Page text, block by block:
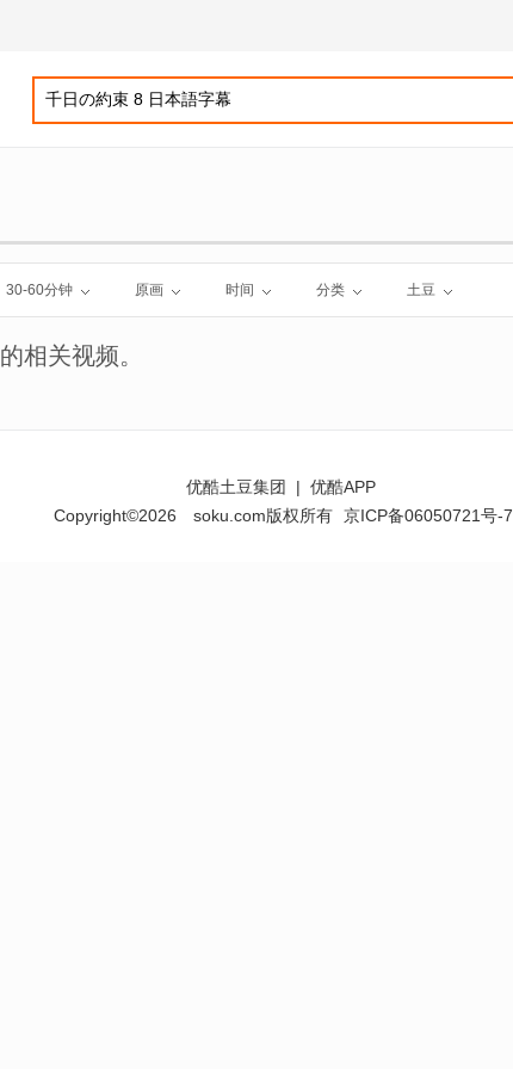
30-60分钟 原画 时间 分类 土豆
的相关视频。
优酷土豆集团 | 优酷APP
Copyright©2026
soku.com版权所有 京ICP备06050721号-7